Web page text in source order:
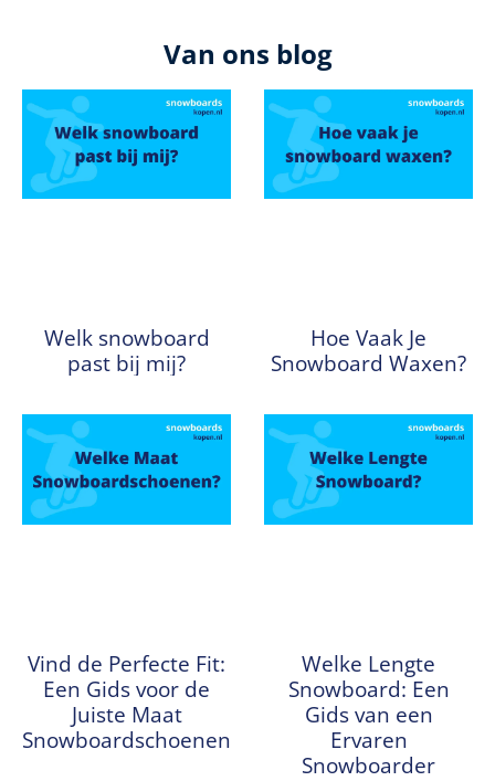
Van ons blog
Welk snowboard
past bij mij?
Hoe Vaak Je
Snowboard Waxen?
Vind de Perfecte Fit:
Een Gids voor de
Juiste Maat
Snowboardschoenen
Welke Lengte
Snowboard: Een
Gids van een
Ervaren
Snowboarder